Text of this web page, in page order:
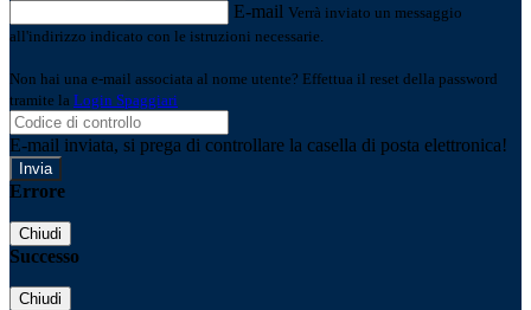
E-mail Verrà inviato un messaggio
all'indirizzo indicato con le istruzioni necessarie.
Non hai una e-mail associata al nome utente? Effettua il reset della password
tramite la Login Spaggiari
E-mail inviata, si prega di controllare la casella di posta elettronica!
Errore
Chiudi
Successo
Chiudi